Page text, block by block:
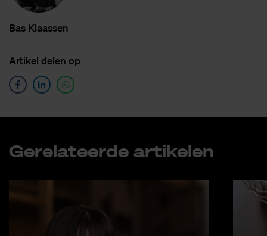
Bas Klaas­sen
Ar­ti­kel de­len op
Ge­re­la­teer­de ar­ti­ke­len